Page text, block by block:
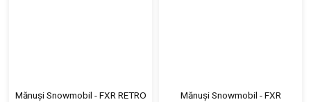
Mănuși Snowmobil - FXR RETRO
Mănuși Snowmobil - FXR